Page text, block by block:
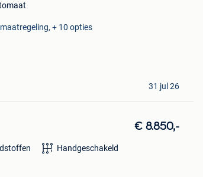
+ 10 opties
31 jul 26
€ 8.850,-
Handgeschakeld